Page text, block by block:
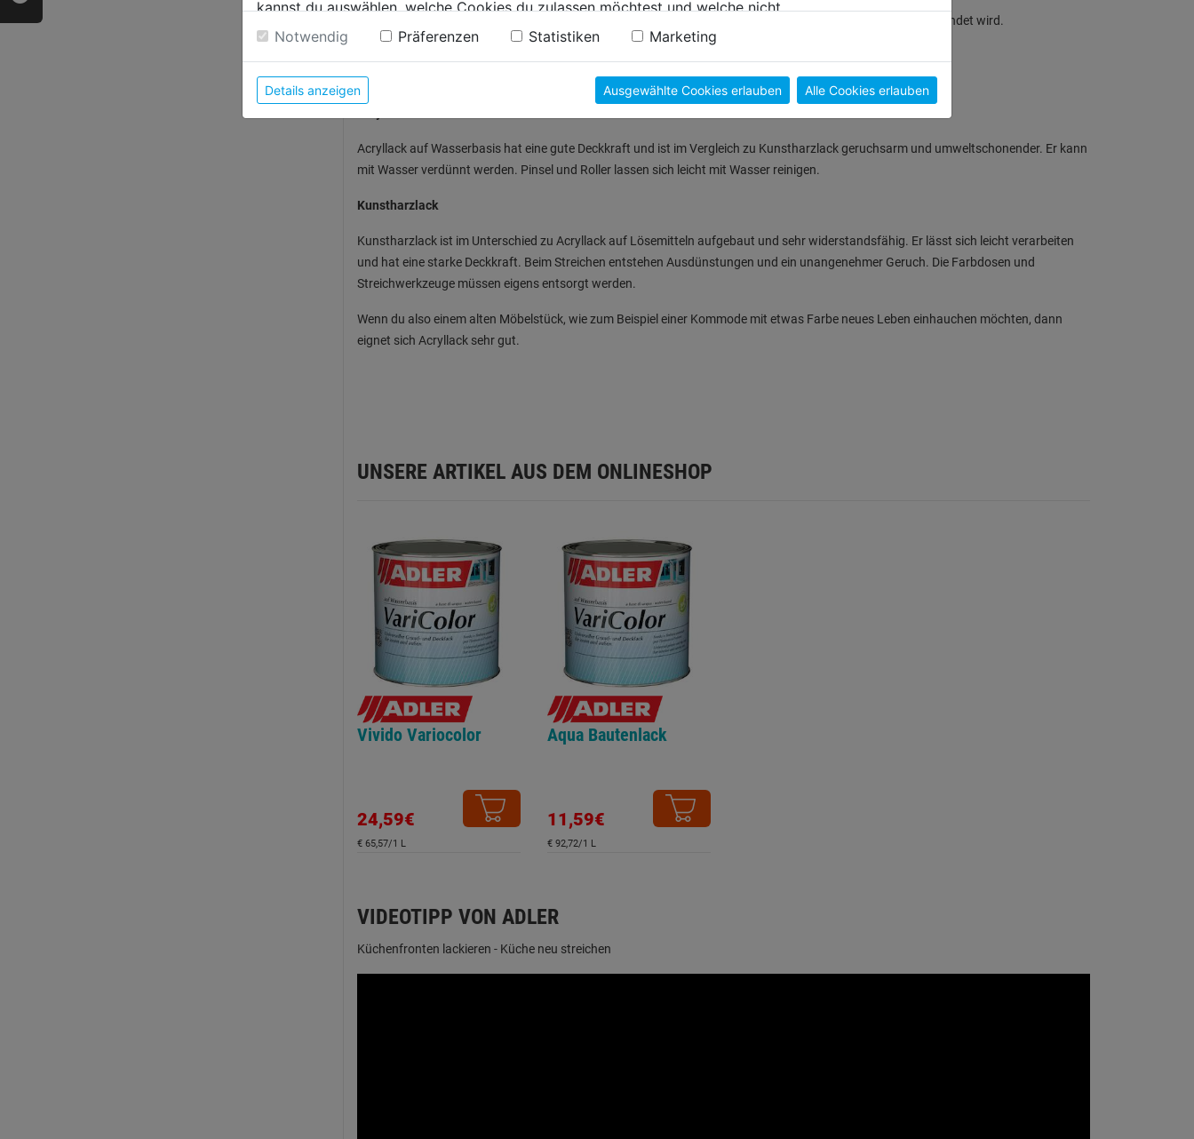
Sichtbare Übergänge können vermieden werden, indem eine an beiden Seiten abgerundete Rolle verwendet wird.
Für ein gleichmäßiges Ergebnis in Richtung der Holzmaserung von einer Seite zur anderen streichen.
Welcher Lack eignet sich zum Lackieren von Möbelstücken?
Acryllack auf Wasserbasis hat eine gute Deckkraft und ist im Vergleich zu Kunstharzlack geruchsarm und umweltschonender. Er kann
mit Wasser verdünnt werden. Pinsel und Roller lassen sich leicht mit Wasser reinigen.
Kunstharzlack
Kunstharzlack ist im Unterschied zu Acryllack auf Lösemitteln aufgebaut und sehr widerstandsfähig. Er lässt sich leicht verarbeiten
und hat eine starke Deckkraft. Beim Streichen entstehen Ausdünstungen und ein unangenehmer Geruch. Die Farbdosen und
Streichwerkzeuge müssen eigens entsorgt werden.
Wenn du also einem alten Möbelstück, wie zum Beispiel einer Kommode mit etwas Farbe neues Leben einhauchen möchten, dann
eignet sich Acryllack sehr gut.
UNSERE ARTIKEL AUS DEM ONLINESHOP
Vivido Variocolor
24,59€
€ 65,57/1 L
Aqua Bautenlack
11,59€
€ 92,72/1 L
VIDEOTIPP VON ADLER
Küchenfronten lackieren - Küche neu streichen
kannst du auswählen, welche Cookies du zulassen möchtest und welche nicht.
Weitere Informationen findest du in unserer Datenschutzerklärung
Notwendig Präferenzen Statistiken Marketing
Details anzeigen Ausgewählte Cookies erlauben Alle Cookies erlauben